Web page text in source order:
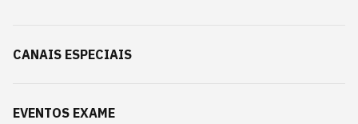
CANAIS ESPECIAIS
EVENTOS EXAME